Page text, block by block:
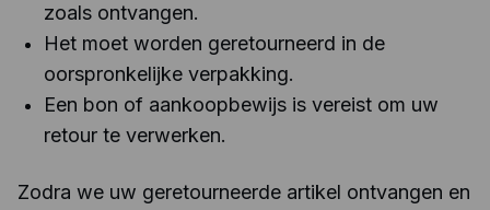
zoals ontvangen.
Het moet worden geretourneerd in de
oorspronkelijke verpakking.
Een bon of aankoopbewijs is vereist om uw
retour te verwerken.
Zodra we uw geretourneerde artikel ontvangen en